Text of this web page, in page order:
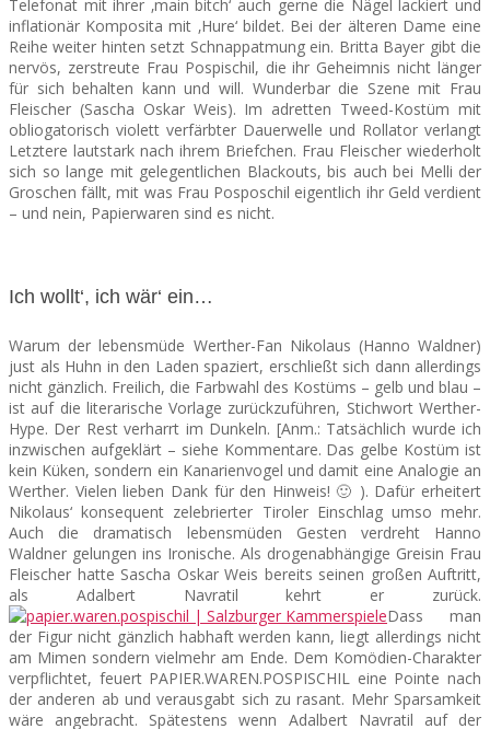
Telefonat mit ihrer ‚main bitch‘ auch gerne die Nägel lackiert und
inflationär Komposita mit ‚Hure‘ bildet. Bei der älteren Dame eine
Reihe weiter hinten setzt Schnappatmung ein. Britta Bayer gibt die
nervös, zerstreute Frau Pospischil, die ihr Geheimnis nicht länger
für sich behalten kann und will. Wunderbar die Szene mit Frau
Fleischer (Sascha Oskar Weis). Im adretten Tweed-Kostüm mit
obliogatorisch violett verfärbter Dauerwelle und Rollator verlangt
Letztere lautstark nach ihrem Briefchen. Frau Fleischer wiederholt
sich so lange mit gelegentlichen Blackouts, bis auch bei Melli der
Groschen fällt, mit was Frau Posposchil eigentlich ihr Geld verdient
– und nein, Papierwaren sind es nicht.
Ich wollt‘, ich wär‘ ein…
Warum der lebensmüde Werther-Fan Nikolaus (Hanno Waldner)
just als Huhn in den Laden spaziert, erschließt sich dann allerdings
nicht gänzlich. Freilich, die Farbwahl des Kostüms – gelb und blau –
ist auf die literarische Vorlage zurückzuführen, Stichwort Werther-
Hype. Der Rest verharrt im Dunkeln. [Anm.: Tatsächlich wurde ich
inzwischen aufgeklärt – siehe Kommentare. Das gelbe Kostüm ist
kein Küken, sondern ein Kanarienvogel und damit eine Analogie an
Werther. Vielen lieben Dank für den Hinweis! 🙂 ). Dafür erheitert
Nikolaus‘ konsequent zelebrierter Tiroler Einschlag umso mehr.
Auch die dramatisch lebensmüden Gesten verdreht Hanno
Waldner gelungen ins Ironische. Als drogenabhängige Greisin Frau
Fleischer hatte Sascha Oskar Weis bereits seinen großen Auftritt,
als Adalbert Navratil kehrt er zurück.
Dass man
der Figur nicht gänzlich habhaft werden kann, liegt allerdings nicht
am Mimen sondern vielmehr am Ende. Dem Komödien-Charakter
verpflichtet, feuert PAPIER.WAREN.POSPISCHIL eine Pointe nach
der anderen ab und verausgabt sich zu rasant. Mehr Sparsamkeit
wäre angebracht. Spätestens wenn Adalbert Navratil auf der